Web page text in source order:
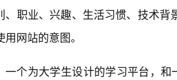
、职业、兴趣、生活习惯、技术
用网站的意图。
一个为大学生设计的学习平台，和